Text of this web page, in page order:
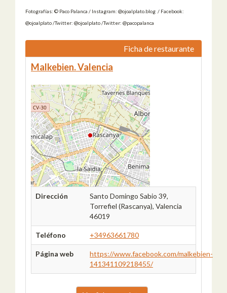
Fotografías: © Paco Palanca / Instagram: @ojoalplato.blog / Facebook:
@ojoalplato /Twitter: @ojoalplato /Twitter: @pacopalanca
Ficha de restaurante
Malkebien. Valencia
Dirección
Santo Domingo Sabio 39,
Torrefiel (Rascanya), Valencia
46019
Teléfono +34963661780
Página web
https://www.facebook.com/malkebien-
141341109218455/